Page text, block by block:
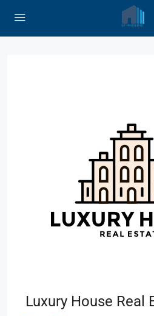
Luxury House Real